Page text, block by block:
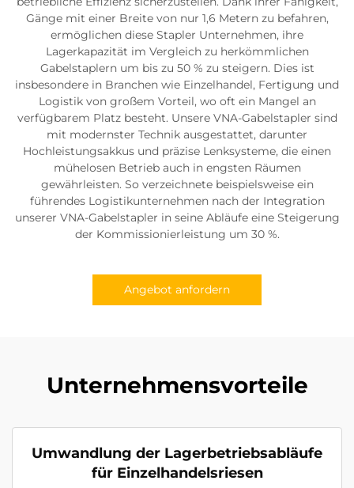
Gänge mit einer Breite von nur 1,6 Metern zu befahren,
ermöglichen diese Stapler Unternehmen, ihre
Lagerkapazität im Vergleich zu herkömmlichen
Gabelstaplern um bis zu 50 % zu steigern. Dies ist
insbesondere in Branchen wie Einzelhandel, Fertigung und
Logistik von großem Vorteil, wo oft ein Mangel an
verfügbarem Platz besteht. Unsere VNA-Gabelstapler sind
mit modernster Technik ausgestattet, darunter
Hochleistungsakkus und präzise Lenksysteme, die einen
mühelosen Betrieb auch in engsten Räumen
gewährleisten. So verzeichnete beispielsweise ein
führendes Logistikunternehmen nach der Integration
unserer VNA-Gabelstapler in seine Abläufe eine Steigerung
der Kommissionierleistung um 30 %.
Angebot anfordern
Unternehmensvorteile
Umwandlung der Lagerbetriebsabläufe
für Einzelhandelsriesen